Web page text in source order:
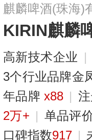
一百多个国家和
列。更多
麒麟啤酒(珠海)
KIRIN麒麟
高新技术企业 |
3个行业品牌金
年品牌x88 |
2万+ | 单品评
口碑指数917 |